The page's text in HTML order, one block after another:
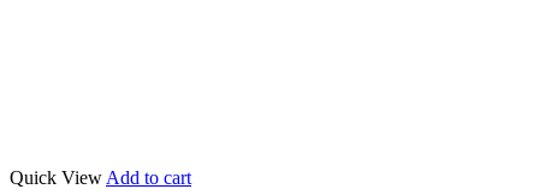
Quick View Add to cart